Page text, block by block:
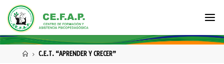
C.E.T. “APRENDER Y CRECER”